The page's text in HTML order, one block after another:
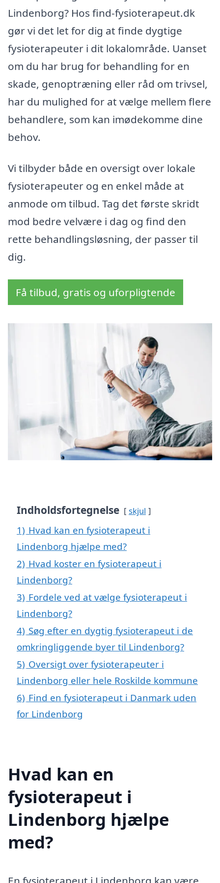
Lindenborg? Hos find-fysioterapeut.dk
gør vi det let for dig at finde dygtige
fysioterapeuter i dit lokalområde. Uanset
om du har brug for behandling for en
skade, genoptræning eller råd om trivsel,
har du mulighed for at vælge mellem flere
behandlere, som kan imødekomme dine
behov.
Vi tilbyder både en oversigt over lokale
fysioterapeuter og en enkel måde at
anmode om tilbud. Tag det første skridt
mod bedre velvære i dag og find den
rette behandlingsløsning, der passer til
dig.
Få tilbud, gratis og uforpligtende
Indholdsfortegnelse skjul
1) Hvad kan en fysioterapeut i
Lindenborg hjælpe med?
2) Hvad koster en fysioterapeut i
Lindenborg?
3) Fordele ved at vælge fysioterapeut i
Lindenborg?
4) Søg efter en dygtig fysioterapeut i de
omkringliggende byer til Lindenborg?
5) Oversigt over fysioterapeuter i
Lindenborg eller hele Roskilde kommune
6) Find en fysioterapeut i Danmark uden
for Lindenborg
Hvad kan en
fysioterapeut i
Lindenborg hjælpe
med?